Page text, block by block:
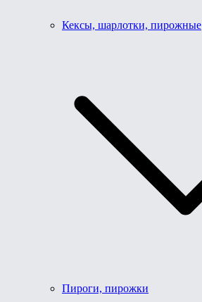
Кексы, шарлотки, пирожные
Пироги, пирожки